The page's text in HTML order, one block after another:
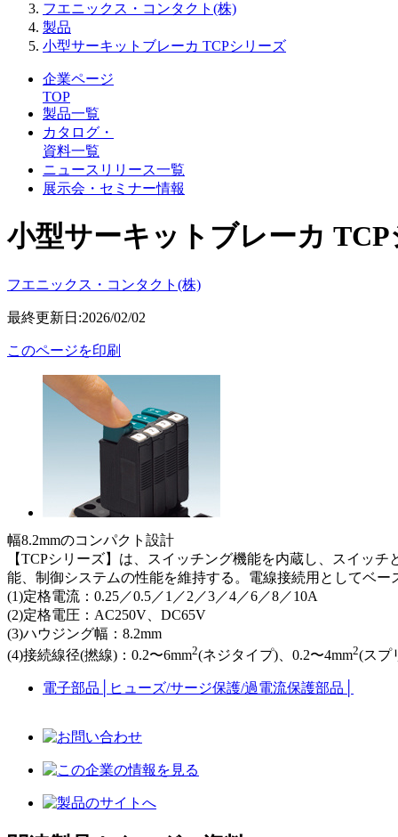
フエニックス・コンタクト(株)
製品
小型サーキットブレーカ TCPシリーズ
企業ページ
TOP
製品一覧
カタログ・
資料一覧
ニュースリリース一覧
展示会・セミナー情報
小型サーキットブレーカ
フエニックス・コンタクト(株)
最終更新日:2026/02/02
このページを印刷
幅8.2mmのコンパクト設計
【TCPシリーズ】は、スイッチング機能を内蔵し、スイッ
能、制御システムの性能を維持する。電線接続用としてベ
(1)定格電流：0.25／0.5／1／2／3／4／6／8／10A
(2)定格電圧：AC250V、DC65V
(3)ハウジング幅：8.2mm
(4)接続線径(撚線)：0.2〜6mm2(ネジタイプ)、0.2〜4mm2(スプ
電子部品 ヒューズ/サージ保護/過電流保護部品